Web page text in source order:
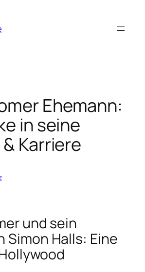
Ehemann:
in seine
Karriere
und sein
Simon Halls: Eine